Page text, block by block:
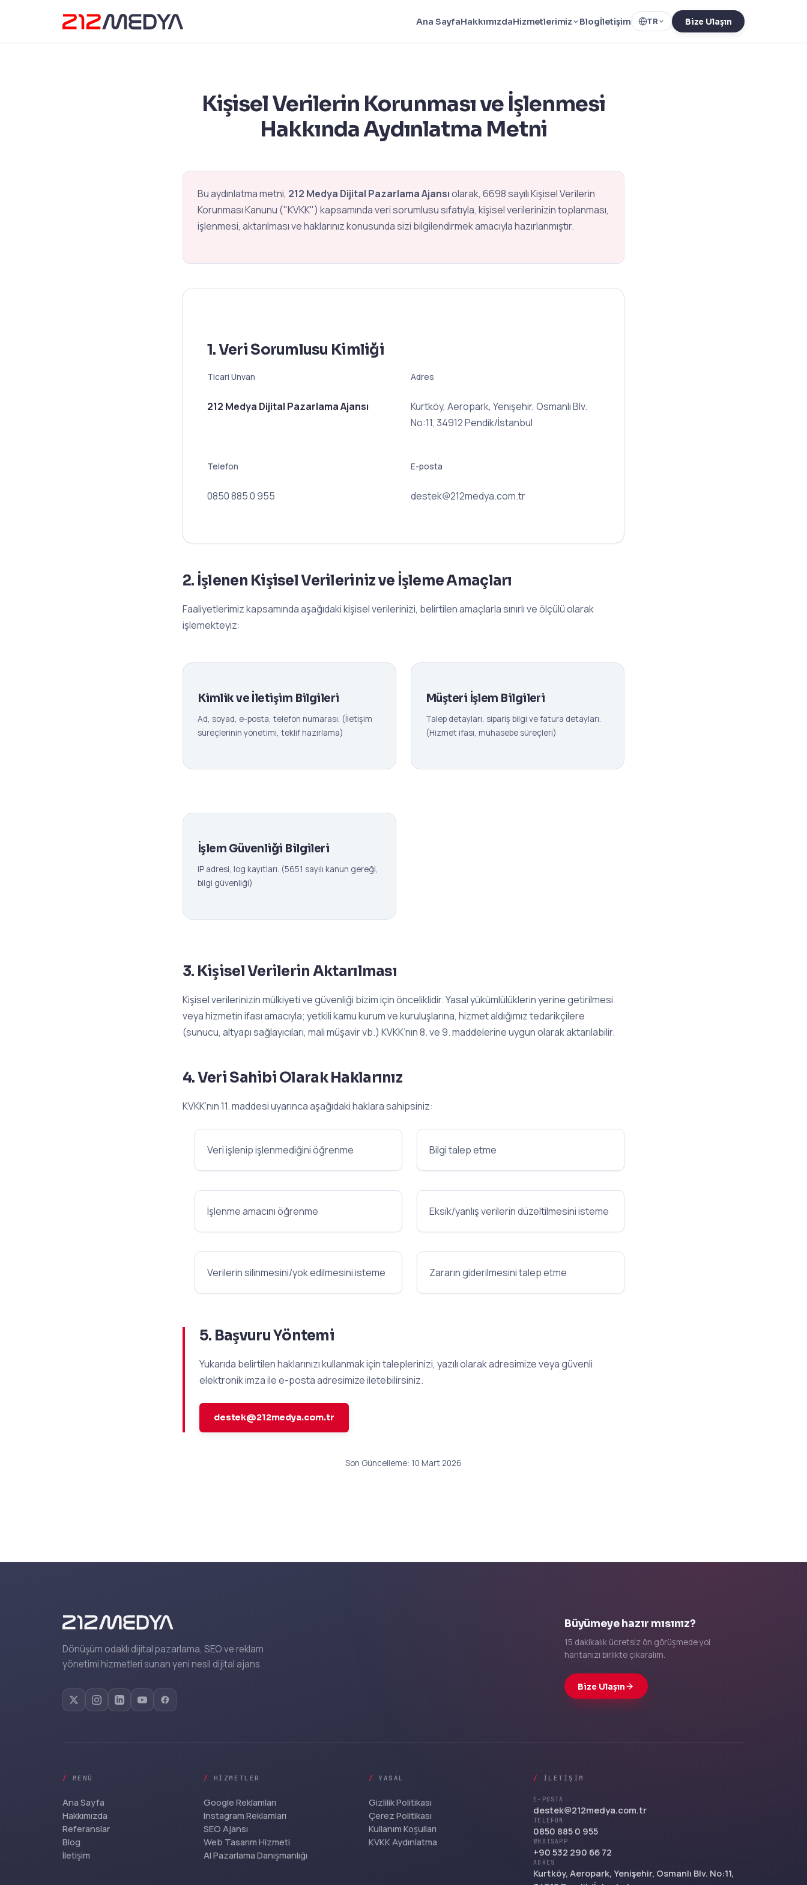
Ana SayfaHakkımızdaHizmetlerimiz Blogİletişim TR Bize Ulaşın
Kişisel Verilerin Korunması ve İşlenmesi
Hakkında Aydınlatma Metni
Bu aydınlatma metni, 212 Medya Dijital Pazarlama Ajansıolarak, 6698 sayılı Kişisel Verilerin
Korunması Kanunu ("KVKK") kapsamında veri sorumlusu sıfatıyla, kişisel verilerinizin toplanması,
işlenmesi, aktarılması ve haklarınız konusunda sizi bilgilendirmek amacıyla hazırlanmıştır.
1. Veri Sorumlusu Kimliği
Ticari Unvan
212 Medya Dijital Pazarlama Ajansı
Adres
Kurtköy, Aeropark, Yenişehir, Osmanlı Blv.
No:11, 34912 Pendik/İstanbul
Telefon
0850 885 0 955
E-posta
destek@212medya.com.tr
2. İşlenen Kişisel Verileriniz ve İşleme Amaçları
Faaliyetlerimiz kapsamında aşağıdaki kişisel verilerinizi, belirtilen amaçlarla sınırlı ve ölçülü olarak
işlemekteyiz:
Kimlik ve İletişim Bilgileri
Ad, soyad, e-posta, telefon numarası. (İletişim
süreçlerinin yönetimi, teklif hazırlama)
Müşteri İşlem Bilgileri
Talep detayları, sipariş bilgi ve fatura detayları.
(Hizmet ifası, muhasebe süreçleri)
İşlem Güvenliği Bilgileri
IP adresi, log kayıtları. (5651 sayılı kanun gereği,
bilgi güvenliği)
3. Kişisel Verilerin Aktarılması
Kişisel verilerinizin mülkiyeti ve güvenliği bizim için önceliklidir. Yasal yükümlülüklerin yerine getirilmesi
veya hizmetin ifası amacıyla; yetkili kamu kurum ve kuruluşlarına, hizmet aldığımız tedarikçilere
(sunucu, altyapı sağlayıcıları, mali müşavir vb.) KVKK’nın 8. ve 9. maddelerine uygun olarak aktarılabilir.
4. Veri Sahibi Olarak Haklarınız
KVKK’nın 11. maddesi uyarınca aşağıdaki haklara sahipsiniz:
Veri işlenip işlenmediğini öğrenme Bilgi talep etme
İşlenme amacını öğrenme Eksik/yanlış verilerin düzeltilmesini isteme
Verilerin silinmesini/yok edilmesini isteme Zararın giderilmesini talep etme
5. Başvuru Yöntemi
Yukarıda belirtilen haklarınızı kullanmak için taleplerinizi, yazılı olarak adresimize veya güvenli
elektronik imza ile e-posta adresimize iletebilirsiniz.
destek@212medya.com.tr
Son Güncelleme: 10 Mart 2026
Dönüşüm odaklı dijital pazarlama, SEO ve reklam
yönetimi hizmetleri sunan yeni nesil dijital ajans.
Büyümeye hazır mısınız?
15 dakikalık ücretsiz ön görüşmede yol
haritanızı birlikte çıkaralım.
Bize Ulaşın
/ MENÜ
Ana Sayfa
Hakkımızda
Referanslar
Blog
İletişim
/ HIZMETLER
Google Reklamları
Instagram Reklamları
SEO Ajansı
Web Tasarım Hizmeti
AI Pazarlama Danışmanlığı
/ YASAL
Gizlilik Politikası
Çerez Politikası
Kullanım Koşulları
KVKK Aydınlatma
/ İLETIŞIM
E-POSTA
destek@212medya.com.tr
TELEFON
0850 885 0 955
WHATSAPP
+90 532 290 66 72
ADRES
Kurtköy, Aeropark, Yenişehir, Osmanlı Blv. No:11,